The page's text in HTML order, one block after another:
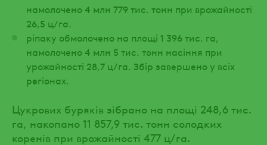
намолочено 4 млн 779 тис. тонн при врожайності
26,5 ц/га.
ріпаку обмолочено на площі 1 396 тис. га,
намолочено 4 млн 5 тис. тонн насіння при
урожайності 28,7 ц/га. Збір завершено у всіх
регіонах.
Цукрових буряків зібрано на площі 248,6 тис.
га, накопано 11 857,9 тис. тонн солодких
коренів при врожайності 477 ц/га.